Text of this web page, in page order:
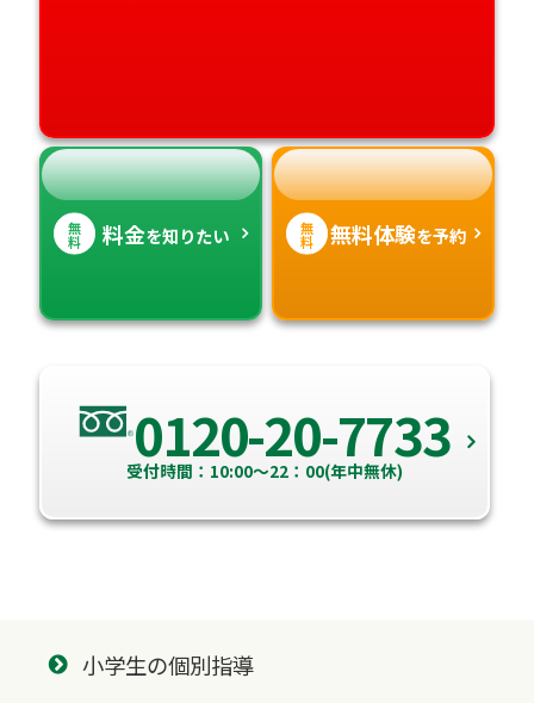
無
料 料金を知りたい 無
料 無料体験を予約
0120-20-7733
受付時間：10:00～22：00(年中無休)
小学生の個別指導